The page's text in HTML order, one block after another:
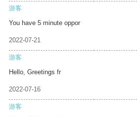
游客
You have 5 minute oppor
2022-07-21
游客
Hello, Greetings fr
2022-07-16
游客